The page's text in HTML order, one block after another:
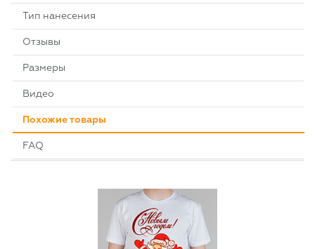
Тип нанесения
Отзывы
Размеры
Видео
Похожие товары
FAQ